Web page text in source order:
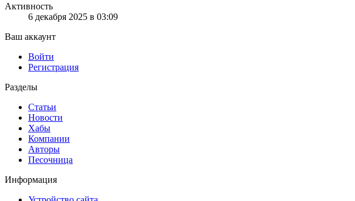
Активность
6 декабря 2025 в 03:09
Ваш аккаунт
Войти
Регистрация
Разделы
Статьи
Новости
Хабы
Компании
Авторы
Песочница
Информация